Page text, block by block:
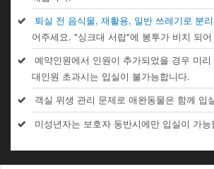
퇴실 전 음식물, 재활용, 일반 쓰레기로 분
어주세요. "싱크대 서랍"에 봉투가 비치 되
예약인원에서 인원이 추가되었을 경우 미
대인원 초과시는 입실이 불가능합니다.
객실 위생 관리 문제로 애완동물은 함께 입
미성년자는 보호자 동반시에만 입실이 가능